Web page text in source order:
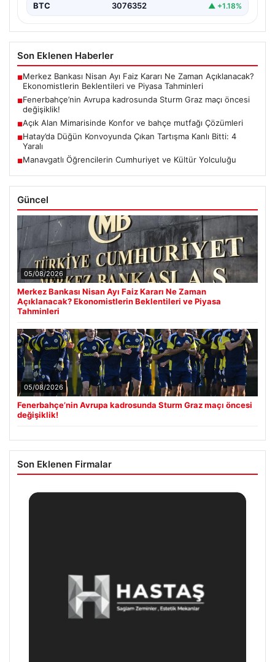
BTC 3076352 ▲ +1.18%
Son Eklenen Haberler
■Merkez Bankası Nisan Ayı Faiz Kararı Ne Zaman Açıklanacak?
Ekonomistlerin Beklentileri ve Piyasa Tahminleri
■Fenerbahçe’nin Avrupa kadrosunda Sturm Graz maçı öncesi
değişiklik!
■Açık Alan Mimarisinde Konfor ve bahçe mutfağı Çözümleri
■Hatay’da Düğün Konvoyunda Çıkan Tartışma Kanlı Bitti: 4
Yaralı
■Manavgatlı Öğrencilerin Cumhuriyet ve Kültür Yolculuğu
Güncel
05/08/2026
Merkez Bankası Nisan Ayı Faiz Kararı Ne Zaman
Açıklanacak? Ekonomistlerin Beklentileri ve Piyasa
Tahminleri
05/08/2026
Fenerbahçe’nin Avrupa kadrosunda Sturm Graz maçı öncesi
değişiklik!
Son Eklenen Firmalar